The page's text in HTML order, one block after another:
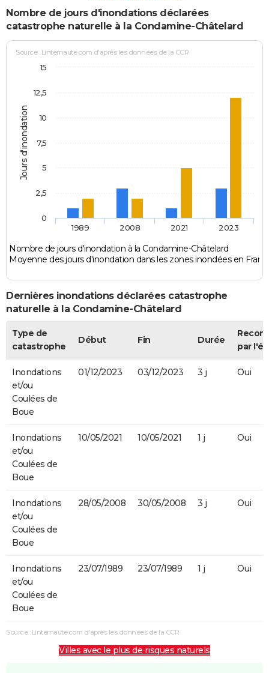
Nombre de jours d'inondations déclarées
catastrophe naturelle à la Condamine-Châtelard
Jours d'inondation
Source : Linternaute.com d'après les données de la CCR
Nombre de jours d'inondation à la Condamine-Châtelard
Moyenne des jours d'inondation dans les zones inondées en
1989 2008 2021 2023
0
2,5
5
7,5
10
12,5
15
Dernières inondations déclarées catastrophe
naturelle à la Condamine-Châtelard
Type de
catastrophe
Début Fin Durée
par
Inondations
et/ou
Coulées de
Boue
01/12/2023 03/12/2023 3 j Oui
Inondations
et/ou
Coulées de
Boue
10/05/2021 10/05/2021 1 j Oui
Inondations
et/ou
Coulées de
Boue
28/05/2008 30/05/2008 3 j Oui
Inondations
et/ou
Coulées de
Boue
23/07/1989 23/07/1989 1 j Oui
Source : Linternaute.com d'après les données de la CCR
Villes avec le plus de risques naturels